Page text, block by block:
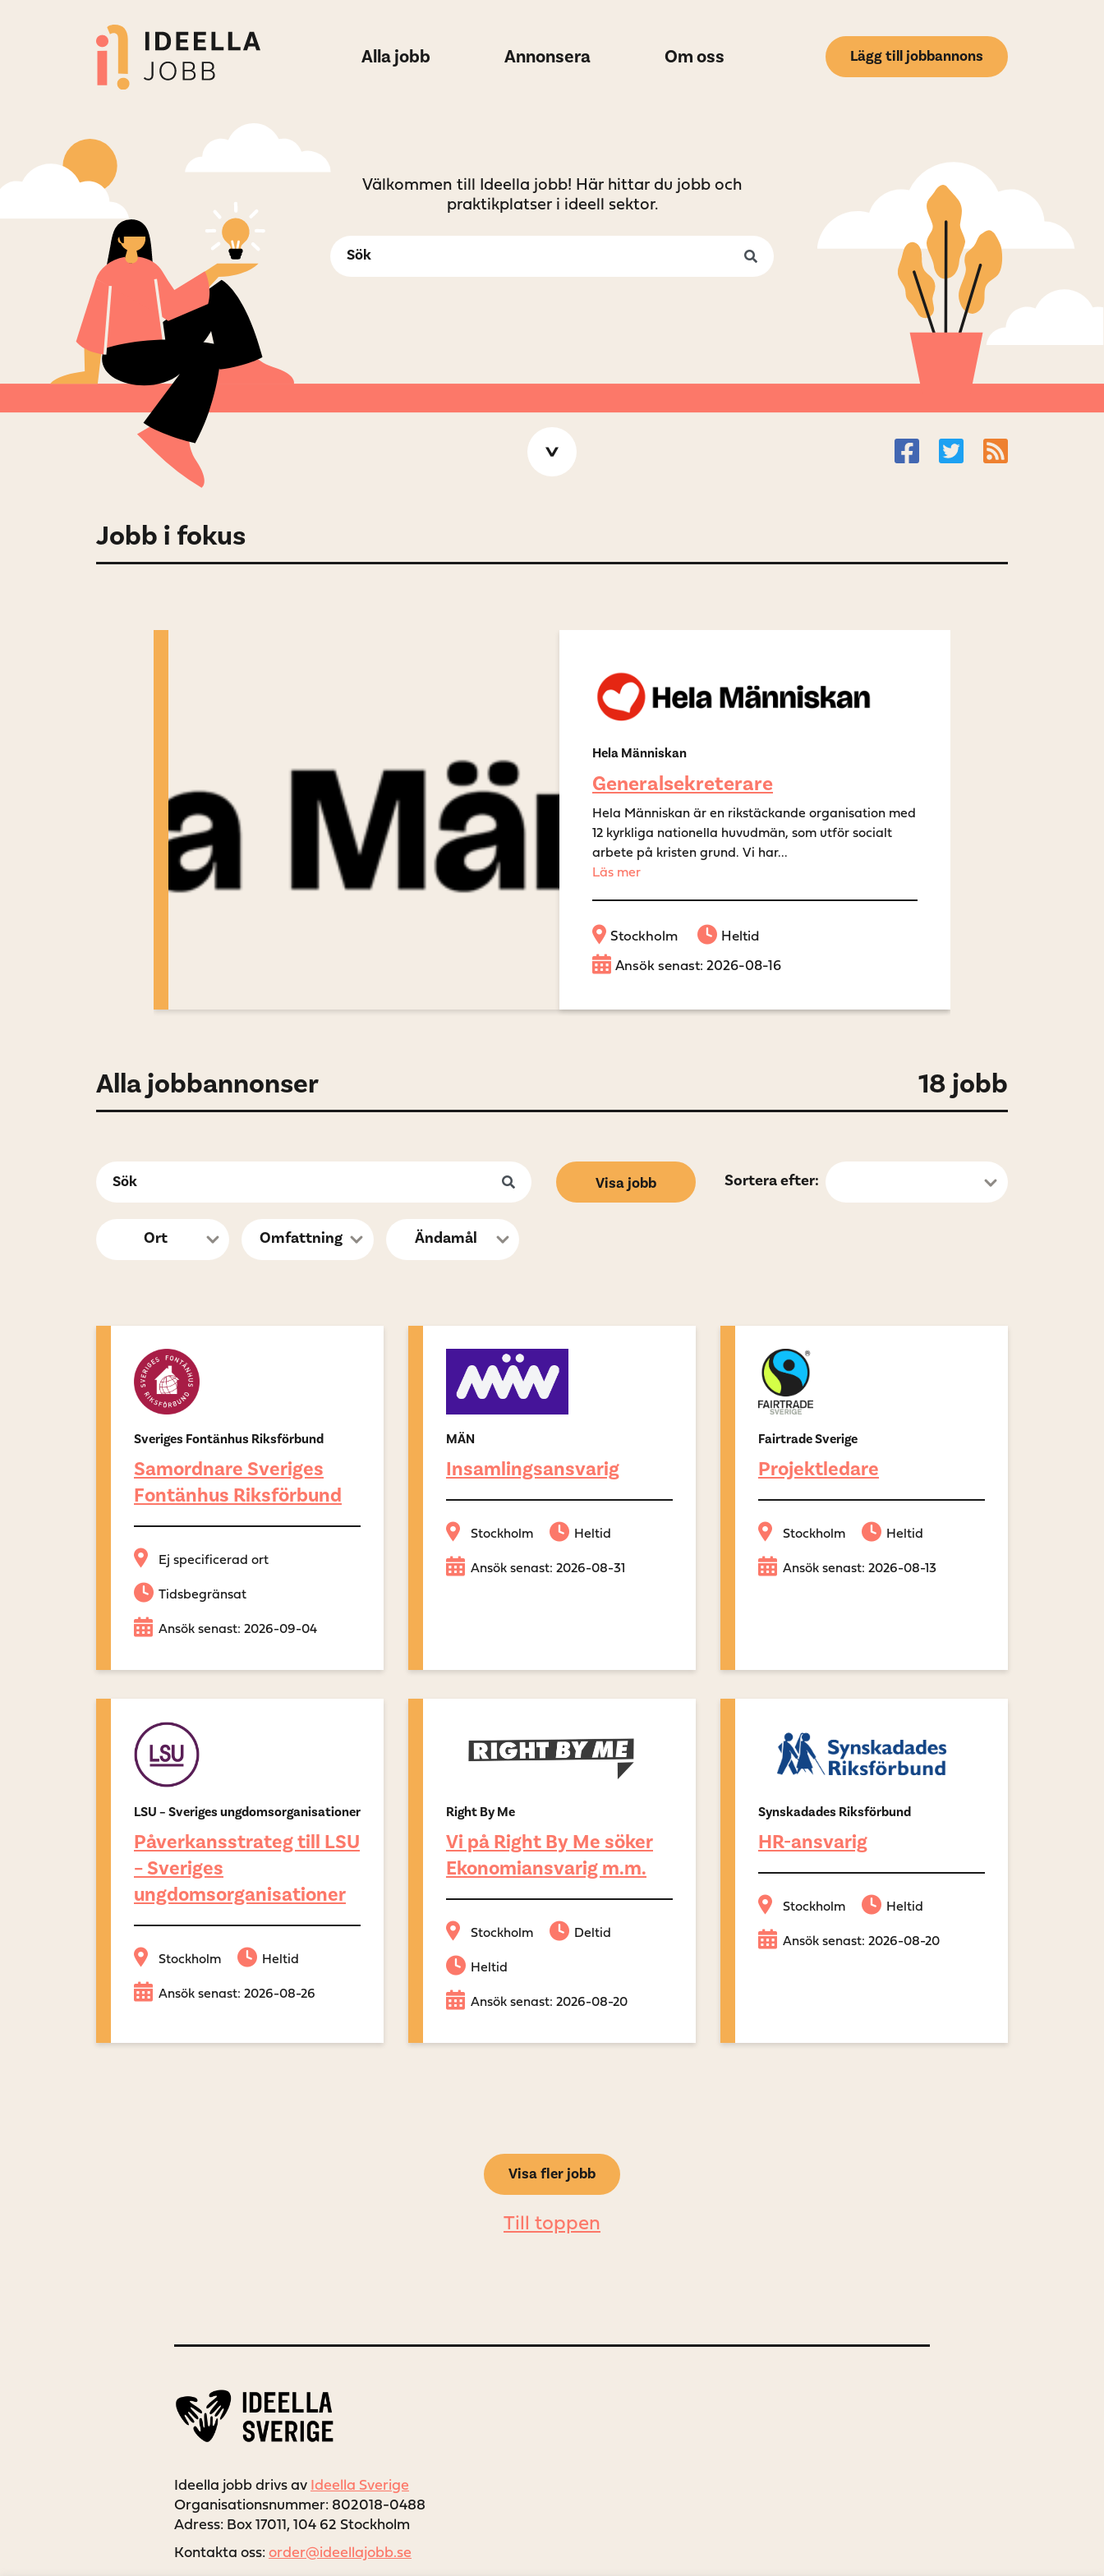
Alla jobb Annonsera Om oss Lägg till jobbannons
Välkommen till Ideella jobb! Här hittar du jobb och
praktikplatser i ideell sektor.
Jobb i fokus
Hela Människan
Generalsekreterare
Hela Människan är en rikstäckande organisation med
12 kyrkliga nationella huvudmän, som utför socialt
arbete på kristen grund. Vi har...
Läs mer
Stockholm Heltid
Ansök senast: 2026-08-16
Alla jobbannonser 18 jobb
Visa jobb Sortera efter:
Sveriges Fontänhus Riksförbund
Samordnare Sveriges
Fontänhus Riksförbund
Ej specificerad ort
Tidsbegränsat
Ansök senast: 2026-09-04
MÄN
Insamlingsansvarig
Stockholm Heltid
Ansök senast: 2026-08-31
Fairtrade Sverige
Projektledare
Stockholm Heltid
Ansök senast: 2026-08-13
LSU – Sveriges ungdomsorganisationer
Påverkansstrateg till LSU
– Sveriges
ungdomsorganisationer
Stockholm Heltid
Ansök senast: 2026-08-26
Right By Me
Vi på Right By Me söker
Ekonomiansvarig m.m.
Stockholm Deltid
Heltid
Ansök senast: 2026-08-20
Synskadades Riksförbund
HR-ansvarig
Stockholm Heltid
Ansök senast: 2026-08-20
Visa fler jobb
Till toppen
Ideella jobb drivs av Ideella Sverige
Organisationsnummer: 802018-0488
Adress: Box 17011, 104 62 Stockholm
Kontakta oss: order@ideellajobb.se